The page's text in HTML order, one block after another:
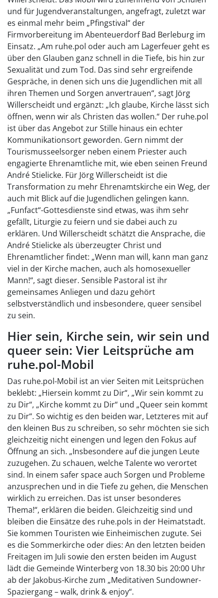
und für Jugendveranstaltungen, angefragt, zuletzt war
es einmal mehr beim „Pfingstival“ der
Firmvorbereitung im Abenteuerdorf Bad Berleburg im
Einsatz. „Am ruhe.pol oder auch am Lagerfeuer geht es
über den Glauben ganz schnell in die Tiefe, bis hin zur
Sexualität und zum Tod. Das sind sehr ergreifende
Gespräche, in denen sich uns die Jugendlichen mit all
ihren Themen und Sorgen anvertrauen“, sagt Jörg
Willerscheidt und ergänzt: „Ich glaube, Kirche lässt sich
öffnen, wenn wir als Christen das wollen.“ Der ruhe.pol
ist über das Angebot zur Stille hinaus ein echter
Kommunikationsort geworden. Gern nimmt der
Tourismusseelsorger neben einem Priester auch
engagierte Ehrenamtliche mit, wie eben seinen Freund
André Stielicke. Für Jörg Willerscheidt ist die
Transformation zu mehr Ehrenamtskirche ein Weg, der
auch mit Blick auf die Jugendlichen gelingen kann.
„Funfact“-Gottesdienste sind etwas, was ihm sehr
gefällt, Liturgie zu feiern und sie dabei auch zu
erklären. Und Willerscheidt schätzt die Ansprache, die
André Stielicke als überzeugter Christ und
Ehrenamtlicher findet: „Wenn man will, kann man ganz
viel in der Kirche machen, auch als homosexueller
Mann!“, sagt dieser. Sensible Pastoral ist ihr
gemeinsames Anliegen und dazu gehört
selbstverständlich und insbesondere, queer sensibel
zu sein.
Hier sein, Kirche sein, wir sein und
queer sein: Vier Leitsprüche am
ruhe.pol-Mobil
Das ruhe.pol-Mobil ist an vier Seiten mit Leitsprüchen
beklebt: „Hiersein kommt zu Dir“, „Wir sein kommt zu
zu Dir“, „Kirche kommt zu Dir“ und „Queer sein kommt
zu Dir“. So wichtig es den beiden war, Letzteres mit auf
den kleinen Bus zu schreiben, so sehr möchten sie sich
gleichzeitig nicht einengen und legen den Fokus auf
Öffnung an sich. „Insbesondere auf die jungen Leute
zuzugehen. Zu schauen, welche Talente wo verortet
sind. In einem safer space auch Sorgen und Probleme
anzusprechen und in die Tiefe zu gehen, die Menschen
wirklich zu erreichen. Das ist unser besonderes
Thema!“, erklären die beiden. Gleichzeitig sind und
bleiben die Einsätze des ruhe.pols in der Heimatstadt.
Sie kommen Touristen wie Einheimischen zugute. Sei
es die Sommerkirche oder dies: An den letzten beiden
Freitagen im Juli sowie den ersten beiden im August
lädt die Gemeinde Winterberg von 18.30 bis 20:00 Uhr
ab der Jakobus-Kirche zum „Meditativen Sundowner-
Spaziergang – walk, drink & enjoy“.